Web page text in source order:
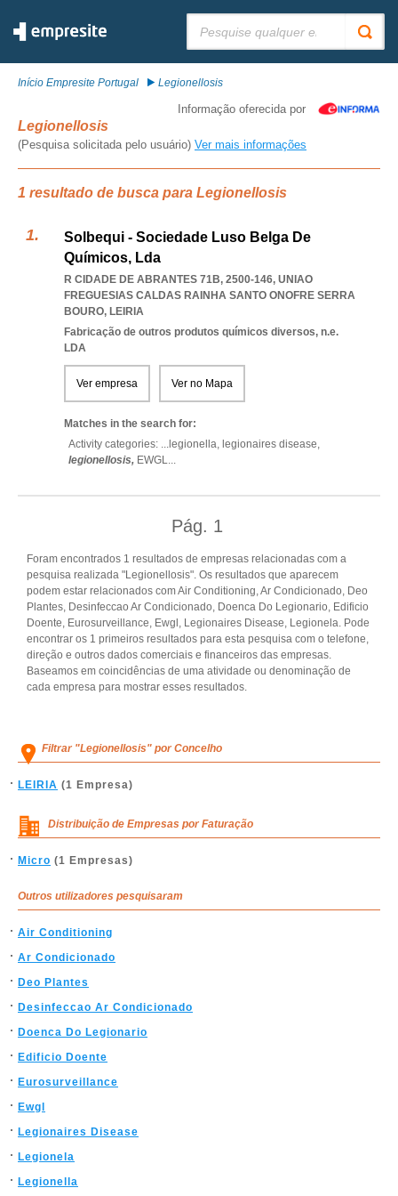
Início Empresite Portugal Legionellosis
Informação oferecida por
Legionellosis
(Pesquisa solicitada pelo usuário) Ver mais informações
1 resultado de busca para Legionellosis
Solbequi - Sociedade Luso Belga De
Químicos, Lda
R CIDADE DE ABRANTES 71B, 2500-146, UNIAO
FREGUESIAS CALDAS RAINHA SANTO ONOFRE SERRA
BOURO, LEIRIA
Fabricação de outros produtos químicos diversos, n.e.
LDA
Ver empresa Ver no Mapa
Matches in the search for:
Activity categories: ... legionella, legionaires disease,
legionellosis, EWGL...
Pág. 1
Foram encontrados 1 resultados de empresas relacionadas com a
pesquisa realizada "Legionellosis". Os resultados que aparecem
podem estar relacionados com Air Conditioning, Ar Condicionado, Deo
Plantes, Desinfeccao Ar Condicionado, Doenca Do Legionario, Edificio
Doente, Eurosurveillance, Ewgl, Legionaires Disease, Legionela. Pode
encontrar os 1 primeiros resultados para esta pesquisa com o telefone,
direção e outros dados comerciais e financeiros das empresas.
Baseamos em coincidências de uma atividade ou denominação de
cada empresa para mostrar esses resultados.
Filtrar "Legionellosis" por Concelho
LEIRIA (1 Empresa)
Distribuição de Empresas por Faturação
Micro (1 Empresas)
Outros utilizadores pesquisaram
Air Conditioning
Ar Condicionado
Deo Plantes
Desinfeccao Ar Condicionado
Doenca Do Legionario
Edificio Doente
Eurosurveillance
Ewgl
Legionaires Disease
Legionela
Legionella